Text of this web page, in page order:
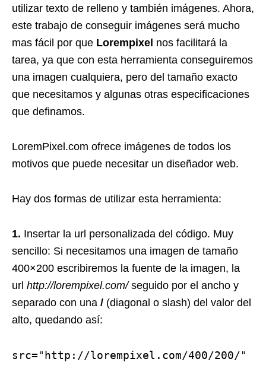
utilizar texto de relleno y también imágenes. Ahora,
este trabajo de conseguir imágenes será mucho
mas fácil por que Lorempixel nos facilitará la
tarea, ya que con esta herramienta conseguiremos
una imagen cualquiera, pero del tamaño exacto
que necesitamos y algunas otras especificaciones
que definamos.
LoremPixel.com ofrece imágenes de todos los
motivos que puede necesitar un diseñador web.
Hay dos formas de utilizar esta herramienta:
1. Insertar la url personalizada del código. Muy
sencillo: Si necesitamos una imagen de tamaño
400×200 escribiremos la fuente de la imagen, la
url http://lorempixel.com/seguido por el ancho y
separado con una / (diagonal o slash) del valor del
alto, quedando así:
src="http://lorempixel.com/400/200/"